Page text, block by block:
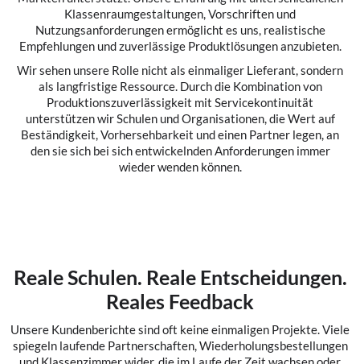
Klassenraumgestaltungen, Vorschriften und
Nutzungsanforderungen ermöglicht es uns, realistische
Empfehlungen und zuverlässige Produktlösungen anzubieten.
Wir sehen unsere Rolle nicht als einmaliger Lieferant, sondern
als langfristige Ressource. Durch die Kombination von
Produktionszuverlässigkeit mit Servicekontinuität
unterstützen wir Schulen und Organisationen, die Wert auf
Beständigkeit, Vorhersehbarkeit und einen Partner legen, an
den sie sich bei sich entwickelnden Anforderungen immer
wieder wenden können.
Reale Schulen. Reale Entscheidungen.
Reales Feedback
Unsere Kundenberichte sind oft keine einmaligen Projekte. Viele
spiegeln laufende Partnerschaften, Wiederholungsbestellungen